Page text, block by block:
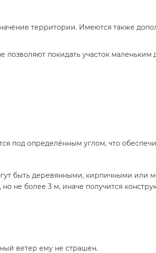
территории. Имеются также
позволяют покидать участок
под определённым углом, что
быть деревянными, кирпичными или
не более 3 м, иначе получится
ветер ему не страшен.